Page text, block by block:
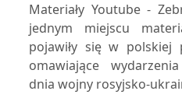
Materiały Youtube -
jednym miejscu
pojawiły się w polskiej
omawiające
dnia wojny rosyjsko-